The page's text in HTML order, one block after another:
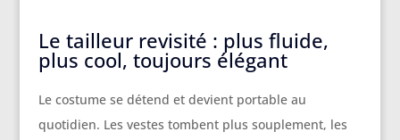
Le tailleur revisité : plus fluide,
plus cool, toujours élégant
Le costume se détend et devient portable au
quotidien. Les vestes tombent plus souplement, les